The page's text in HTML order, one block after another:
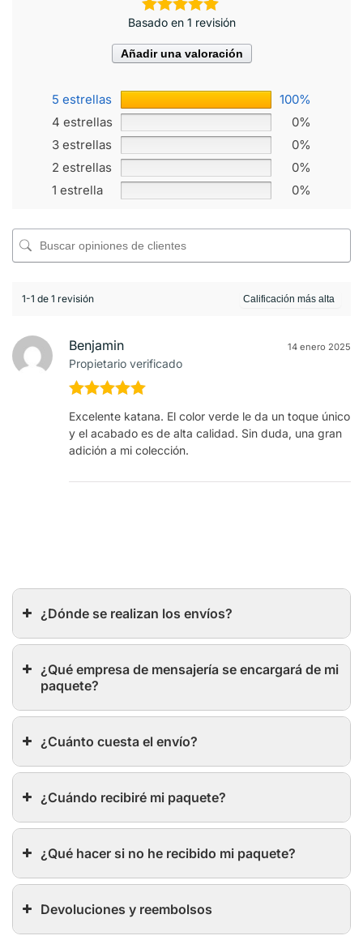
Basado en 1 revisión
Añadir una valoración
5 estrellas
100%
4 estrellas
0%
3 estrellas
0%
2 estrellas
0%
1 estrella
0%
1-1 de 1 revisión
Benjamin
Propietario verificado
14 enero 2025
Valorado en
5de 5
Excelente katana. El color verde le da un toque único
y el acabado es de alta calidad. Sin duda, una gran
adición a mi colección.
¿Dónde se realizan los envíos?
¿Qué empresa de mensajería se encargará de mi
paquete?
¿Cuánto cuesta el envío?
¿Cuándo recibiré mi paquete?
¿Qué hacer si no he recibido mi paquete?
Devoluciones y reembolsos